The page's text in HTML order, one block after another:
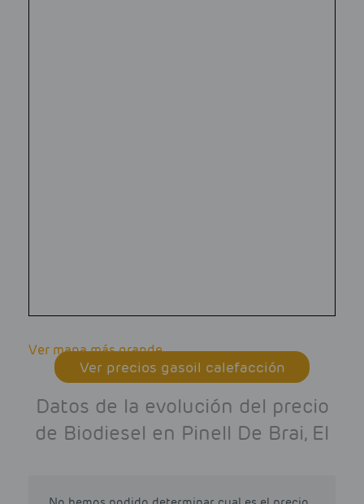
Ver mapa más grande
Ver precios gasoil calefacción
Datos de la evolución del precio
de Biodiesel en Pinell De Brai, El